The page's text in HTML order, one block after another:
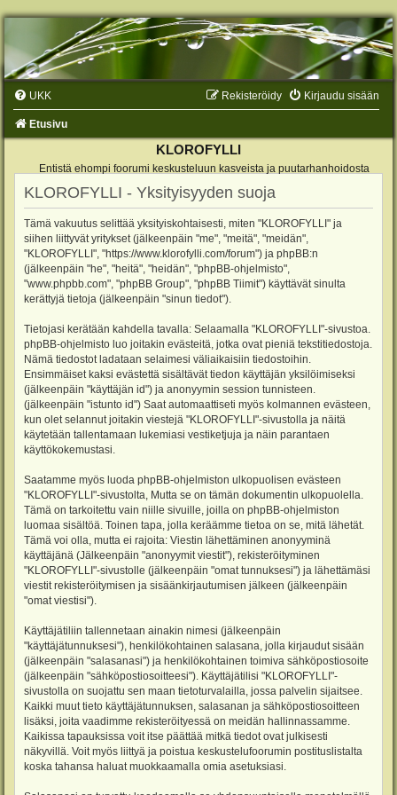
UKK Kirjaudu sisään
Rekisteröidy
Etusivu
KLOROFYLLI
Entistä ehompi foorumi keskusteluun kasveista ja puutarhanhoidosta
KLOROFYLLI - Yksityisyyden suoja
Tämä vakuutus selittää yksityiskohtaisesti, miten "KLOROFYLLI" ja
siihen liittyvät yritykset (jälkeenpäin "me", "meitä", "meidän",
"KLOROFYLLI", "https://www.klorofylli.com/forum") ja phpBB:n
(jälkeenpäin "he", "heitä", "heidän", "phpBB-ohjelmisto",
"www.phpbb.com", "phpBB Group", "phpBB Tiimit") käyttävät sinulta
kerättyjä tietoja (jälkeenpäin "sinun tiedot").
Tietojasi kerätään kahdella tavalla: Selaamalla "KLOROFYLLI"-sivustoa.
phpBB-ohjelmisto luo joitakin evästeitä, jotka ovat pieniä tekstitiedostoja.
Nämä tiedostot ladataan selaimesi väliaikaisiin tiedostoihin.
Ensimmäiset kaksi evästettä sisältävät tiedon käyttäjän yksilöimiseksi
(jälkeenpäin "käyttäjän id") ja anonyymin session tunnisteen.
(jälkeenpäin "istunto id") Saat automaattiseti myös kolmannen evästeen,
kun olet selannut joitakin viestejä "KLOROFYLLI"-sivustolla ja näitä
käytetään tallentamaan lukemiasi vestiketjuja ja näin parantaen
käyttökokemustasi.
Saatamme myös luoda phpBB-ohjelmiston ulkopuolisen evästeen
"KLOROFYLLI"-sivustolta, Mutta se on tämän dokumentin ulkopuolella.
Tämä on tarkoitettu vain niille sivuille, joilla on phpBB-ohjelmiston
luomaa sisältöä. Toinen tapa, jolla keräämme tietoa on se, mitä lähetät.
Tämä voi olla, mutta ei rajoita: Viestin lähettäminen anonyyminä
käyttäjänä (Jälkeenpäin "anonyymit viestit"), rekisteröityminen
"KLOROFYLLI"-sivustolle (jälkeenpäin "omat tunnuksesi") ja lähettämäsi
viestit rekisteröitymisen ja sisäänkirjautumisen jälkeen (jälkeenpäin
"omat viestisi").
Käyttäjätiliin tallennetaan ainakin nimesi (jälkeenpäin
"käyttäjätunnuksesi"), henkilökohtainen salasana, jolla kirjaudut sisään
(jälkeenpäin "salasanasi") ja henkilökohtainen toimiva sähköpostiosoite
(jälkeenpäin "sähköpostiosoitteesi"). Käyttäjätilisi "KLOROFYLLI"-
sivustolla on suojattu sen maan tietoturvalailla, jossa palvelin sijaitsee.
Kaikki muut tieto käyttäjätunnuksen, salasanan ja sähköpostiosoitteen
lisäksi, joita vaadimme rekisteröityessä on meidän hallinnassamme.
Kaikissa tapauksissa voit itse päättää mitkä tiedot ovat julkisesti
näkyvillä. Voit myös liittyä ja poistua keskustelufoorumin postituslistalta
koska tahansa haluat muokkaamalla omia asetuksiasi.